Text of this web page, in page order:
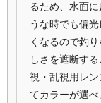
るため、水面
うな時でも偏
くなるので釣
しさを遮断す
視・乱視用レ
てカラーが選べ